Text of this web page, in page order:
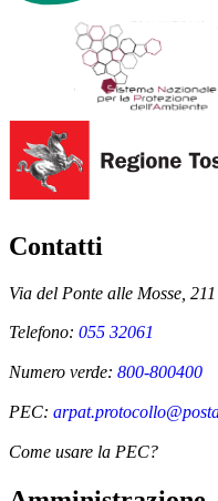
Contatti
Via del Ponte alle Mosse,
Telefono: 055 32061
Numero verde: 800-800400
PEC:
Come usare la PEC?